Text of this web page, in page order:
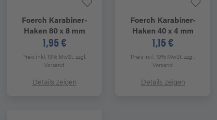
Foerch Karabiner-
Haken 80 x 8 mm
1,95 €
Preis inkl. 19% MwSt.zzgl.
Versand
Details zeigen
Foerch Karabiner-
Haken 40 x 4 mm
1,15 €
Preis inkl. 19% MwSt.zzgl.
Versand
Details zeigen